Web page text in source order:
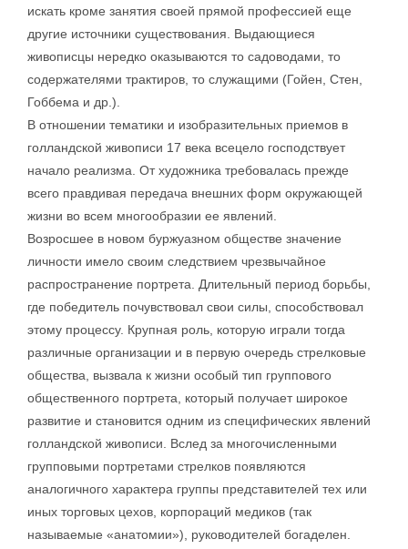
искать кроме занятия своей прямой профессией еще
другие источники существования. Выдающиеся
живописцы нередко оказываются то садоводами, то
содержателями трактиров, то служащими (Гойен, Стен,
Гоббема и др.).
В отношении тематики и изобразительных приемов в
голландской живописи 17 века всецело господствует
начало реализма. От художника требовалась прежде
всего правдивая передача внешних форм окружающей
жизни во всем многообразии ее явлений.
Возросшее в новом буржуазном обществе значение
личности имело своим следствием чрезвычайное
распространение портрета. Длительный период борьбы,
где победитель почувствовал свои силы, способствовал
этому процессу. Крупная роль, которую играли тогда
различные организации и в первую очередь стрелковые
общества, вызвала к жизни особый тип группового
общественного портрета, который получает широкое
развитие и становится одним из специфических явлений
голландской живописи. Вслед за многочисленными
групповыми портретами стрелков появляются
аналогичного характера группы представителей тех или
иных торговых цехов, корпораций медиков (так
называемые «анатомии»), руководителей богаделен.